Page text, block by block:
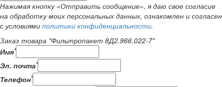
Нажимая кнопку «Отправить сообщение», я даю свое согласие
на обработку моих персональных данных, ознакомлен и согласен
с условиями политики конфиденциальности.
Заказ товара "Фильтропакет 8Д2.966.022-7"
Имя*
Эл. почта*
Телефон*